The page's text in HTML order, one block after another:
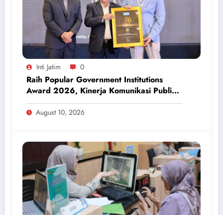
Inti Jatim 0
Raih Popular Government Institutions
Award 2026, Kinerja Komunikasi Publik
Kementerian ATR/BPN Kembali Diakui
August 10, 2026